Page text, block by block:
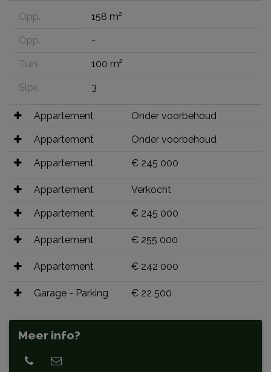
Opp. 158 m²
Opp. -
Tuin 100 m²
Slpk. 3
Appartement Onder voorbehoud
Appartement Onder voorbehoud
Appartement € 245 000
Appartement Verkocht
Appartement € 245 000
Appartement € 255 000
Appartement € 242 000
Garage - Parking € 22 500
Meer info?